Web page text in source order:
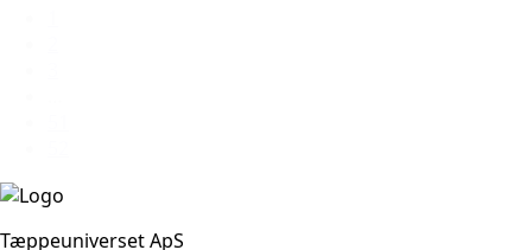
Tæppeuniverset ApS